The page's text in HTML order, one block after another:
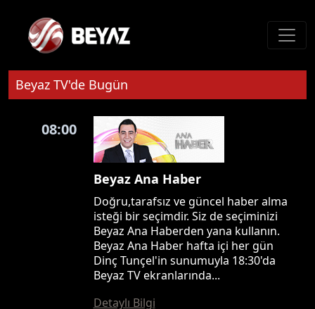
Beyaz TV'de Bugün
08:00
Beyaz Ana Haber
Doğru,tarafsız ve güncel haber alma
isteği bir seçimdir. Siz de seçiminizi
Beyaz Ana Haberden yana kullanın.
Beyaz Ana Haber hafta içi her gün
Dinç Tunçel'in sunumuyla 18:30'da
Beyaz TV ekranlarında...
Detaylı Bilgi